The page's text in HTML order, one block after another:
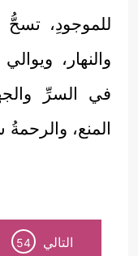
للموجودِ، تسحُّ
والنهار،
في السرِّ
المنع،
التالي 54